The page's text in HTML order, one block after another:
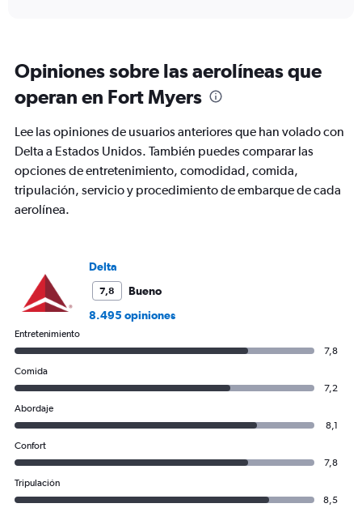
categories.
chart
1
Y
axis
values.
Range:
Opiniones sobre las aerolíneas que
operan en Fort Myers
Lee las opiniones de usuarios anteriores que han volado con
Delta a Estados Unidos. También puedes comparar las
opciones de entretenimiento, comodidad, comida,
tripulación, servicio y procedimiento de embarque de cada
aerolínea.
Delta
7,8
Bueno
8.495 opiniones
Entretenimiento
7,8
Comida
7,2
Abordaje
8,1
Confort
7,8
Tripulación
8,5